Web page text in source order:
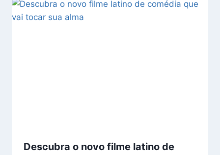
Descubra o novo filme latino de